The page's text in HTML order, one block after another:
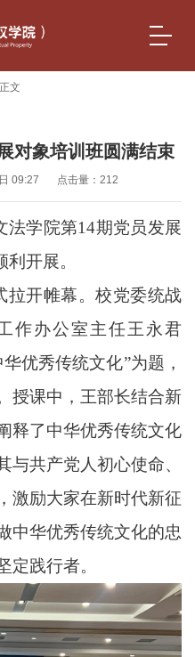
文
对象培训班圆满结束
09:27 点击量： 212
法学院第14期党员发展
利开展。
拉开帷幕。校党委统战
作办公室主任王永君
优秀传统文化”为题，
授课中，王部长结合新
释了中华优秀传统文化
与共产党人初心使命、
激励大家在新时代新征
中华优秀传统文化的忠
定践行者。